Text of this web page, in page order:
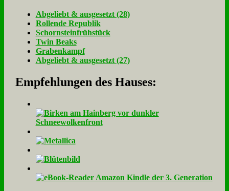
Ab­ge­liebt & aus­ge­setzt (28)
Rol­len­de Re­pu­blik
Schorn­stein­früh­stück
Twin Beaks
Gra­ben­kampf
Ab­ge­liebt & aus­ge­setzt (27)
Empfehlungen des Hauses: